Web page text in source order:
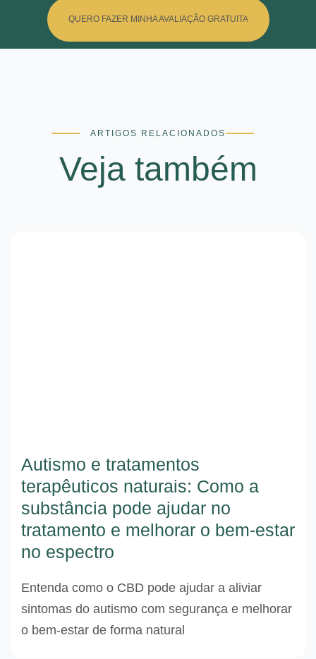
QUERO FAZER MINHA AVALIAÇÃO GRATUITA
ARTIGOS RELACIONADOS
Veja também
Autismo e tratamentos
terapêuticos naturais: Como a
substância pode ajudar no
tratamento e melhorar o bem-estar
no espectro
Entenda como o CBD pode ajudar a aliviar
sintomas do autismo com segurança e melhorar
o bem-estar de forma natural